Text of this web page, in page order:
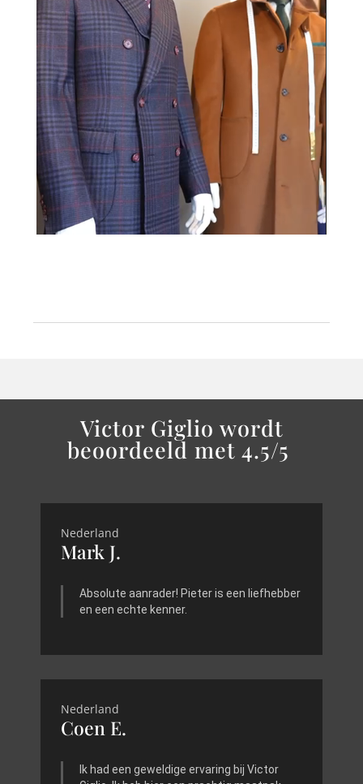
Victor Giglio wordt
beoordeeld met 4.5/5
Nederland
Mark J.
Absolute aanrader! Pieter is een liefhebber
en een echte kenner.
Nederland
Coen E.
Ik had een geweldige ervaring bij Victor